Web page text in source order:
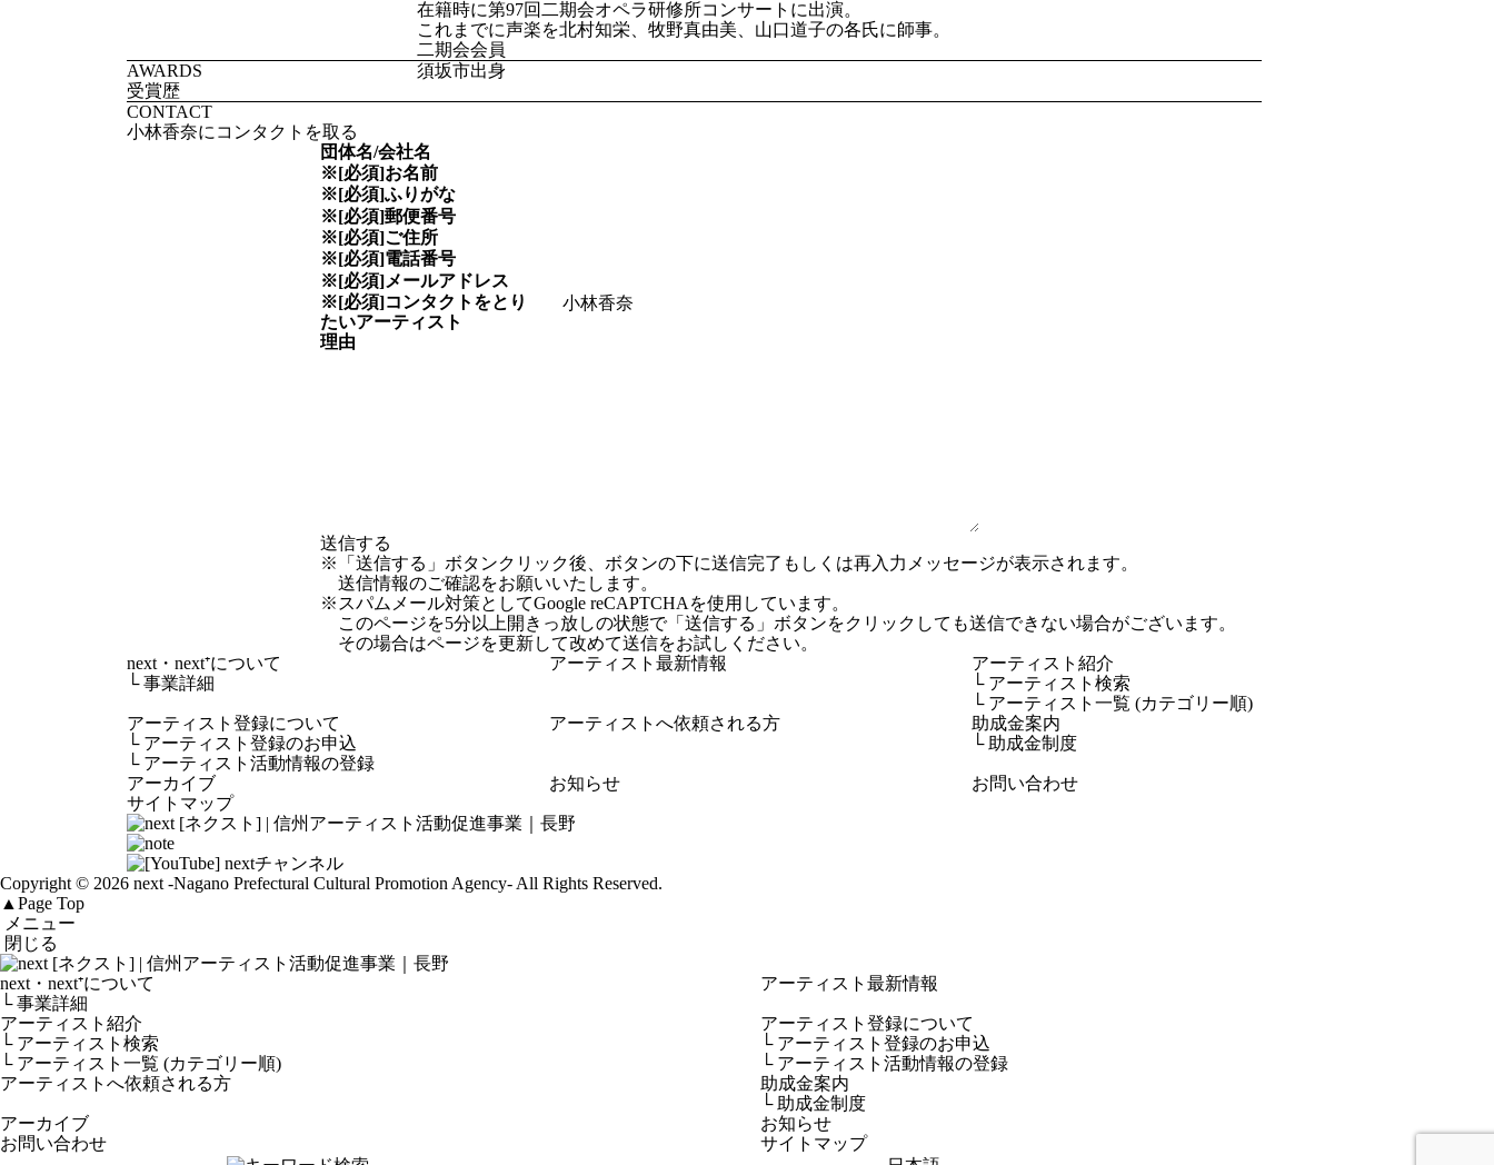
在籍時に第97回二期会オペラ研修所コンサートに出演。
これまでに声楽を北村知栄、牧野真由美、山口道子の各氏に師事。
二期会会員
AWARDS
受賞歴
須坂市出身
CONTACT
小林香奈にコンタクトを取る
団体名/会社名
※[必須]お名前
※[必須]ふりがな
※[必須]郵便番号
※[必須]ご住所
※[必須]電話番号
※[必須]メールアドレス
※[必須]コンタクトをとり
たいアーティスト
理由
※「送信する」ボタンクリック後、ボタンの下に送信完了もしくは再入力メッセージが表示されます。
送信情報のご確認をお願いいたします。
※スパムメール対策としてGoogle reCAPTCHAを使用しています。
このページを5分以上開きっ放しの状態で「送信する」ボタンをクリックしても送信できない場合がございます。
その場合はページを更新して改めて送信をお試しください。
next・next⁺について
└事業詳細
アーティスト最新情報
アーティスト紹介
└ アーティスト検索
└ アーティスト一覧 (カテゴリー順)
アーティスト登録について
└ アーティスト登録のお申込
└ アーティスト活動情報の登録
アーティストへ依頼される方
助成金案内
└ 助成金制度
アーカイブ お知らせ
お問い合わせ
サイトマップ
Copyright © 2026 next -Nagano Prefectural Cultural Promotion Agency- All Rights Reserved.
▲ Page Top
メニュー
閉じる
next・next⁺について
└ 事業詳細
アーティスト最新情報
アーティスト紹介
└ アーティスト検索
└ アーティスト一覧 (カテゴリー順)
アーティスト登録について
└ アーティスト登録のお申込
└ アーティスト活動情報の登録
アーティストへ依頼される方
助成金案内
└ 助成金制度
アーカイブ
お知らせ
お問い合わせ
サイトマップ